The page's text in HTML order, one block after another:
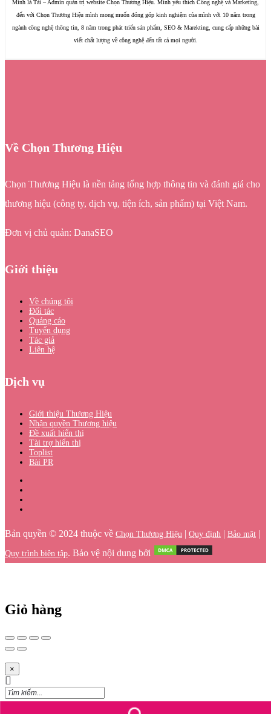
Mình là Tài – Admin quản trị website Chọn Thương Hiệu. Mình yêu thích Công nghệ và Marketing,
đến với Chọn Thương Hiệu mình mong muốn đóng góp kinh nghiệm của mình với 10 năm trong
ngành công nghệ thông tin, 8 năm trong phát triển sản phẩm, SEO & Marekting, cung cấp những bài
viết chất lượng về công nghệ đến tất cả mọi người.
Về Chọn Thương Hiệu
Chọn Thương Hiệu là nền tảng tổng hợp thông tin và đánh giá cho
thương hiệu (công ty, dịch vụ, tiện ích, sản phẩm) tại Việt Nam.
Đơn vị chủ quản: DanaSEO
Giới thiệu
Về chúng tôi
Đối tác
Quảng cáo
Tuyển dụng
Tác giả
Liên hệ
Dịch vụ
Giới thiệu Thương Hiệu
Nhận quyền Thương hiệu
Đề xuất hiển thị
Tài trợ hiển thị
Toplist
Bài PR
Bản quyền © 2024 thuộc về Chọn Thương Hiệu | Quy định | Bảo mật |
Quy trình biên tập. Bảo vệ nội dung bởi
Giỏ hàng
×